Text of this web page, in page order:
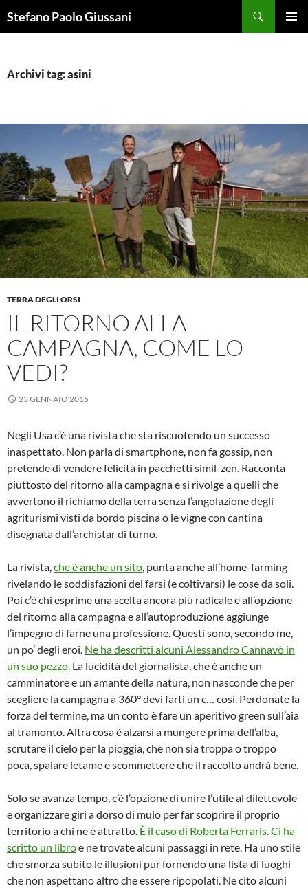
alStefano Paolo Giussani
Archivi tag: asini
TERRA DEGLI ORSI
IL RITORNO ALLA
CAMPAGNA, COME LO
VEDI?
23 GENNAIO 2015
Negli Usa c’è una rivista che sta riscuotendo un successo
inaspettato. Non parla di smartphone, non fa gossip, non
pretende di vendere felicità in pacchetti simil-zen. Racconta
piuttosto del ritorno alla campagna e si rivolge a quelli che
avvertono il richiamo della terra senza l’angolazione degli
agriturismi visti da bordo piscina o le vigne con cantina
disegnata dall’archistar di turno.
La rivista,che è anche un sito, punta anche all’home-farming
rivelando le soddisfazioni del farsi (e coltivarsi) le cose da soli.
Poi c’è chi esprime una scelta ancora più radicale e all’opzione
del ritorno alla campagna e all’autoproduzione aggiunge
l’impegno di farne una professione. Questi sono, secondo me,
un po’ degli eroi. Ne ha descritti alcuni Alessandro Cannavò in
un suo pezzo. La lucidità del giornalista, che è anche un
camminatore e un amante della natura, non nasconde che per
scegliere la campagna a 360° devi farti un c… così. Perdonate la
forza del termine, ma un conto è fare un aperitivo green sull’aia
al tramonto. Altra cosa è alzarsi a mungere prima dell’alba,
scrutare il cielo per la pioggia, che non sia troppa o troppo
poca, spalare letame e scommettere che il raccolto andrà bene.
Solo se avanza tempo, c’è l’opzione di unire l’utile al dilettevole
e organizzare giri a dorso di mulo per far scoprire il proprio
territorio a chi ne è attratto. È il caso di Roberta Ferraris.Ci ha
scritto un libroe ne trovate alcuni passaggi in rete. Ha uno stile
che smorza subito le illusioni pur fornendo una lista di luoghi
che non aspettano altro che essere ripopolati. Ne cito alcuni